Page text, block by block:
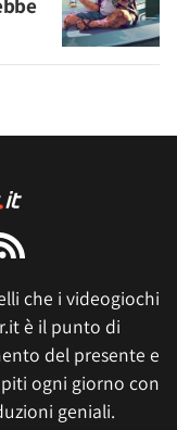
che i videogiochi
è il punto di
del presente e
ogni giorno con
geniali.